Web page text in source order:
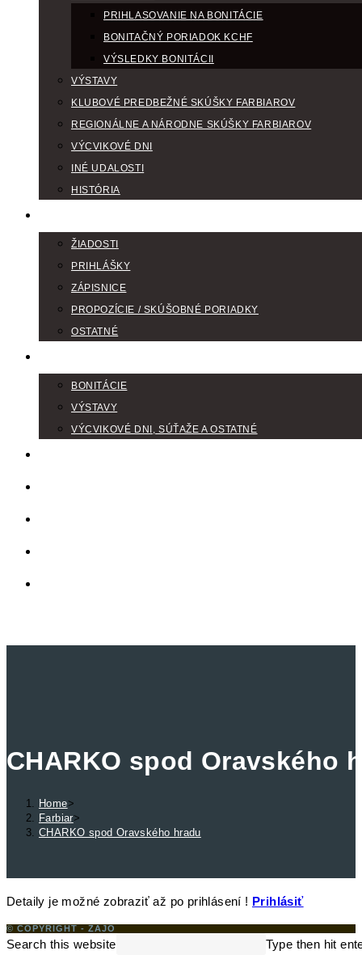
PRIHLASOVANIE NA BONITÁCIE
BONITAČNÝ PORIADOK KCHF
VÝSLEDKY BONITÁCII
VÝSTAVY
KLUBOVÉ PREDBEŽNÉ SKÚŠKY FARBIAROV
REGIONÁLNE A NÁRODNE SKÚŠKY FARBIAROV
VÝCVIKOVÉ DNI
INÉ UDALOSTI
HISTÓRIA
ŽIADOSTI
PRIHLÁŠKY
ZÁPISNICE
PROPOZÍCIE / SKÚŠOBNÉ PORIADKY
OSTATNÉ
BONITÁCIE
VÝSTAVY
VÝCVIKOVÉ DNI, SÚŤAŽE A OSTATNÉ
CHARKO spod Oravského
Home>
Farbiar>
CHARKO spod Oravského hradu
Detaily je možné zobraziť až po prihlásení ! Prihlásiť
© COPYRIGHT - ZAJO
Search this website Type then hit